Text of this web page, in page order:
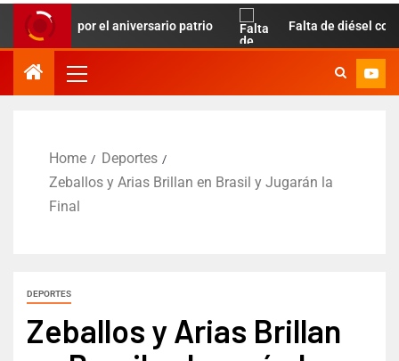
Paz por el aniversario patrio Falta de diésel complica
Home
Deportes
Zeballos y Arias Brillan en Brasil y Jugarán la
Final
DEPORTES
Zeballos y Arias Brillan